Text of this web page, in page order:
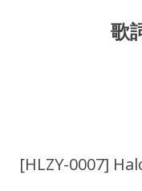
歌
[HLZY-0007]